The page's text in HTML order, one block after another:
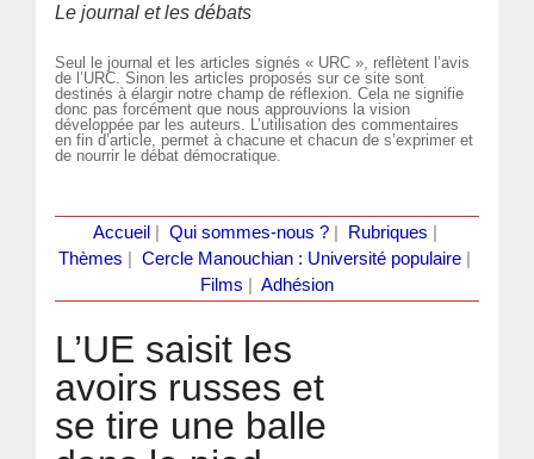
Le journal et les débats
Seul le journal et les articles signés « URC », reflètent l’avis
de l’URC. Sinon les articles proposés sur ce site sont
destinés à élargir notre champ de réflexion. Cela ne signifie
donc pas forcément que nous approuvions la vision
développée par les auteurs. L’utilisation des commentaires
en fin d’article, permet à chacune et chacun de s’exprimer et
de nourrir le débat démocratique.
Accueil Qui sommes-nous ?| Rubriques
Thèmes
Cercle Manouchian : Université populaire
Films
Adhésion
L’UE saisit les
avoirs russes et
se tire une balle